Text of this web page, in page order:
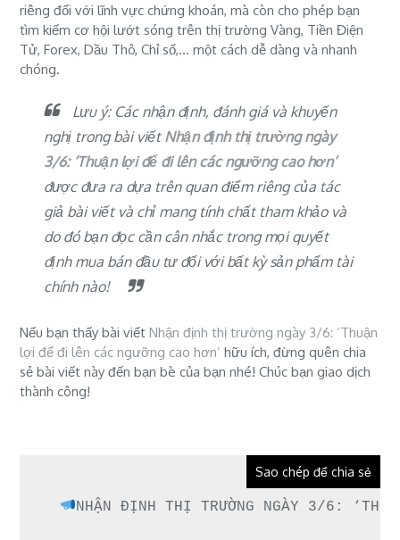
riêng đối với lĩnh vực chứng khoán, mà còn cho phép bạn
tìm kiếm cơ hội lướt sóng trên thị trường Vàng, Tiền Điện
Tử, Forex, Dầu Thô, Chỉ số,... một cách dễ dàng và nhanh
chóng.
Lưu ý: Các nhận định, đánh giá và khuyến
nghị trong bài viết Nhận định thị trường ngày
3/6: ‘Thuận lợi để đi lên các ngưỡng cao hơn’
được đưa ra dựa trên quan điểm riêng của tác
giả bài viết và chỉ mang tính chất tham khảo và
do đó bạn đọc cần cân nhắc trong mọi quyết
định mua bán đầu tư đối với bất kỳ sản phẩm tài
chính nào!
Nếu bạn thấy bài viếtNhận định thị trường ngày 3/6: ‘Thuận
lợi để đi lên các ngưỡng cao hơn’ hữu ích, đừng quên chia
sẻ bài viết này đến bạn bè của bạn nhé! Chúc bạn giao dịch
thành công!
Sao chép để chia sẻ
NHẬN ĐỊNH THỊ TRƯỜNG NGÀY 3/6: